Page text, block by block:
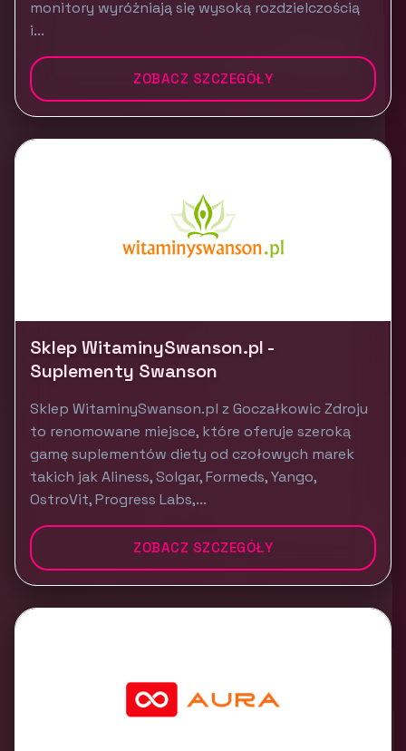
monitory wyróżniają się wysoką rozdzielczością
i...
ZOBACZ SZCZEGÓŁY
Sklep WitaminySwanson.pl -
Suplementy Swanson
Sklep WitaminySwanson.pl z Goczałkowic Zdroju
to renomowane miejsce, które oferuje szeroką
gamę suplementów diety od czołowych marek
takich jak Aliness, Solgar, Formeds, Yango,
OstroVit, Progress Labs,...
ZOBACZ SZCZEGÓŁY